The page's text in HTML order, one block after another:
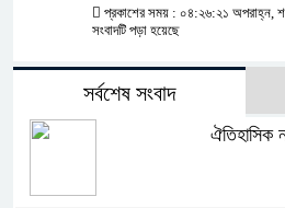
প্রকাশের সময় : ০৪:২৬:২১ অপরাহ্ন,
সংবাদটি পড়া হয়েছে
সর্বশেষ সংবাদ
ঐতিহাসিক